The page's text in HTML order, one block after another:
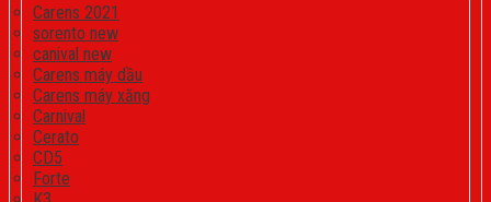
Carens 2021
sorento new
canival new
Carens máy dầu
Carens máy xăng
Carnival
Cerato
CD5
Forte